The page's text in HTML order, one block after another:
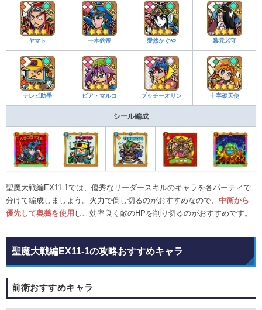
ヤマト 一本釣帝 愛然かぐや 黎元老守
テレビ助手 ピア・マルコ プッチーオリン 十字架天使
シール編成
聖魔大戦編EX11-1では、優秀なリーダースキルのキャラを各パーティで
分けて編成しましょう。火力で倒し切るのがおすすめなので、 中衛から
優先して奥義を使用 し、効率良く敵のHPを削り切るのがおすすめです。
聖魔大戦編EX11-1の攻略おすすめキャラ
前衛おすすめキャラ